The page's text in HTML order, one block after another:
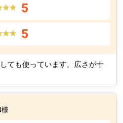
5
5
ても使っています。広さが十